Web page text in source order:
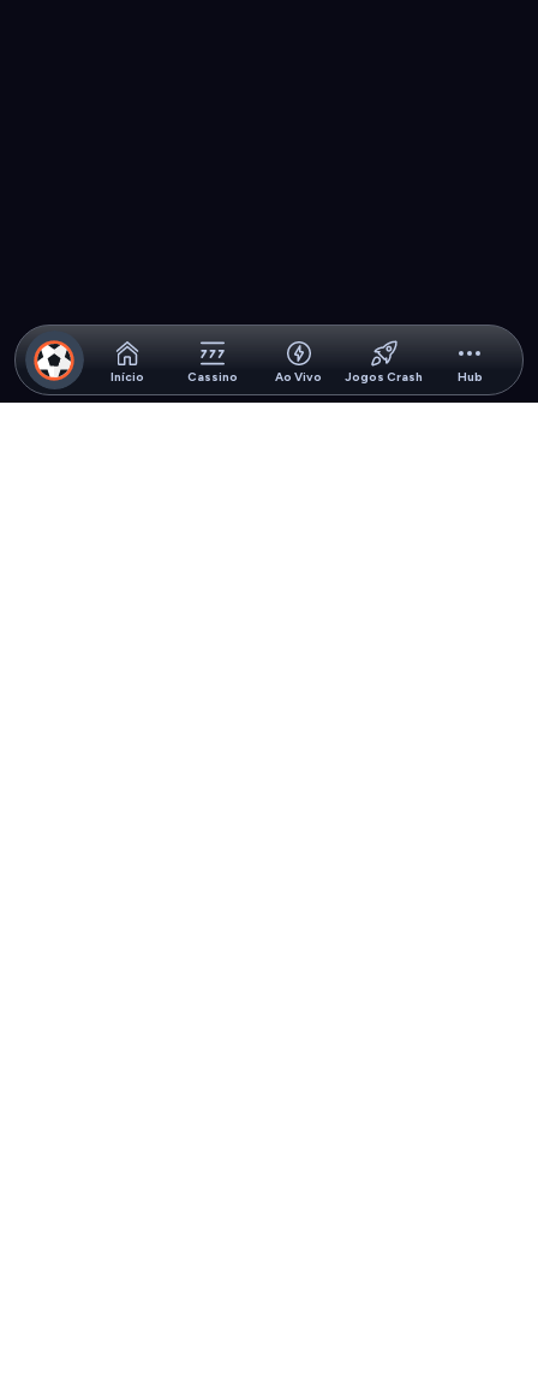
Início Cassino Ao Vivo Jogos Crash Hub